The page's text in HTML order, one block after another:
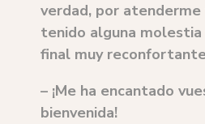
verdad, por
tenido alguna
final muy
– ¡Me ha encantado
bienvenida!